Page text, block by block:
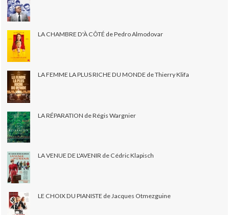
LA CHAMBRE D'À CÔTÉ de Pedro Almodovar
LA FEMME LA PLUS RICHE DU MONDE de Thierry Klifa
LA RÉPARATION de Régis Wargnier
LA VENUE DE L'AVENIR de Cédric Klapisch
LE CHOIX DU PIANISTE de Jacques Otmezguine